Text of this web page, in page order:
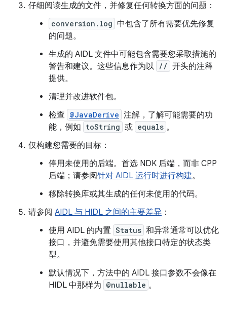
仔细阅读生成的文件，并修复任何转换方面的问题：
conversion.log 中包含了所有需要优先修复
的问题。
生成的 AIDL 文件中可能包含需要您采取措施的
警告和建议。这些信息作为以 // 开头的注释
提供。
清理并改进软件包。
检查 @JavaDerive 注解，了解可能需要的功
能，例如 toString 或 equals 。
仅构建您需要的目标：
停用未使用的后端。首选 NDK 后端，而非 CPP
后端；请参阅针对 AIDL 运行时进行构建。
移除转换库或其生成的任何未使用的代码。
请参阅 AIDL 与 HIDL 之间的主要差异 ：
使用 AIDL 的内置 Status 和异常通常可以优化
接口，并避免需要使用其他接口特定的状态类
型。
默认情况下，方法中的 AIDL 接口参数不会像在
HIDL 中那样为 @nullable 。